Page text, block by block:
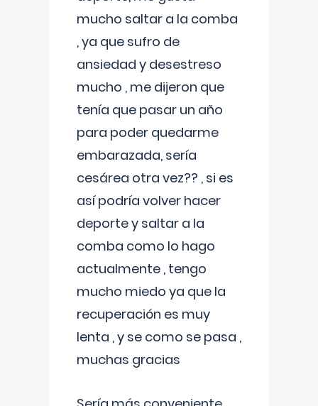
mucho saltar a la comba
, ya que sufro de
ansiedad y desestreso
mucho , me dijeron que
tenía que pasar un año
para poder quedarme
embarazada, sería
cesárea otra vez?? , si es
así podría volver hacer
deporte y saltar a la
comba como lo hago
actualmente , tengo
mucho miedo ya que la
recuperación es muy
lenta , y se como se pasa ,
muchas gracias